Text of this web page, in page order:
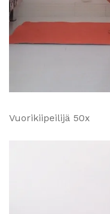
Vuorikiipeilijä 50x